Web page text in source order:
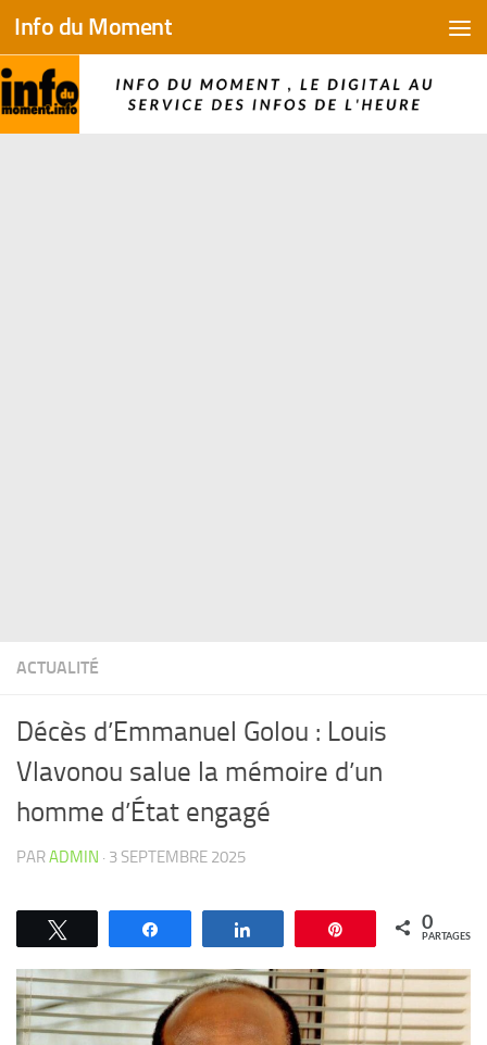
Skip to content
Info du Moment
ACTUALITÉ
Décès d’Emmanuel Golou : Louis
Vlavonou salue la mémoire d’un
homme d’État engagé
PARADMIN · 3 SEPTEMBRE 2025
Épingle 0
PARTAGES